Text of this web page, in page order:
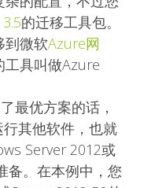
的迁移工具包。
到微软Azure网
工具叫做Azure
最优方案的话，
其他软件，也就
Server 2012或
备。在本例中，您